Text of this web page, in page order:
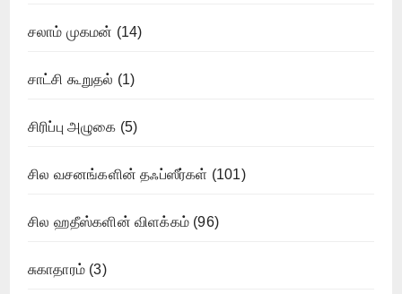
சலாம் முகமன் (14)
சாட்சி கூறுதல் (1)
சிரிப்பு அழுகை (5)
சில வசனங்களின் தஃப்ஸீர்கள் (101)
சில ஹதீஸ்களின் விளக்கம் (96)
சுகாதாரம் (3)